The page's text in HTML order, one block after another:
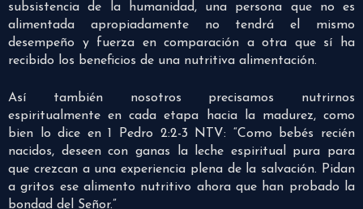
subsistencia de la humanidad, una persona que no es
alimentada apropiadamente no tendrá el mismo
desempeño y fuerza en comparación a otra que sí ha
recibido los beneficios de una nutritiva alimentación.
Así también nosotros precisamos nutrirnos
espiritualmente en cada etapa hacia la madurez, como
bien lo dice en 1 Pedro 2:2-3 NTV: “Como bebés recién
nacidos, deseen con ganas la leche espiritual pura para
que crezcan a una experiencia plena de la salvación. Pidan
a gritos ese alimento nutritivo ahora que han probado la
bondad del Señor.”